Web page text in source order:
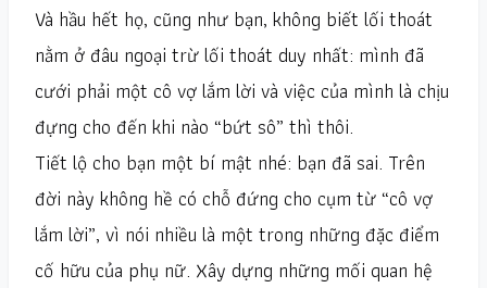
Và hầu hết họ, cũng như bạn, không biết lối thoát
nằm ở đâu ngoại trừ lối thoát duy nhất: mình đã
cưới phải một cô vợ lắm lời và việc của mình là chịu
đựng cho đến khi nào “bứt sô” thì thôi.
Tiết lộ cho bạn một bí mật nhé: bạn đã sai. Trên
đời này không hề có chỗ đứng cho cụm từ “cô vợ
lắm lời”, vì nói nhiều là một trong những đặc điểm
cố hữu của phụ nữ. Xây dựng những mối quan hệ